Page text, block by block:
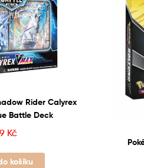
Rider Calyrex
Battle Deck
Kč
košíku